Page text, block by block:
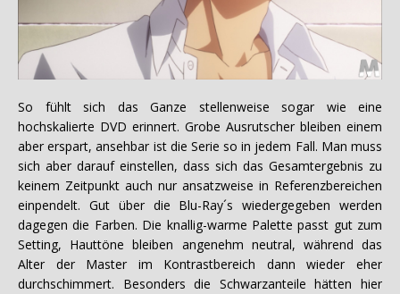
So fühlt sich das Ganze stellenweise sogar wie eine
hochskalierte DVD erinnert. Grobe Ausrutscher bleiben einem
aber erspart, ansehbar ist die Serie so in jedem Fall. Man muss
sich aber darauf einstellen, dass sich das Gesamtergebnis zu
keinem Zeitpunkt auch nur ansatzweise in Referenzbereichen
einpendelt. Gut über die Blu-Ray´s wiedergegeben werden
dagegen die Farben. Die knallig-warme Palette passt gut zum
Setting, Hauttöne bleiben angenehm neutral, während das
Alter der Master im Kontrastbereich dann wieder eher
durchschimmert. Besonders die Schwarzanteile hätten hier